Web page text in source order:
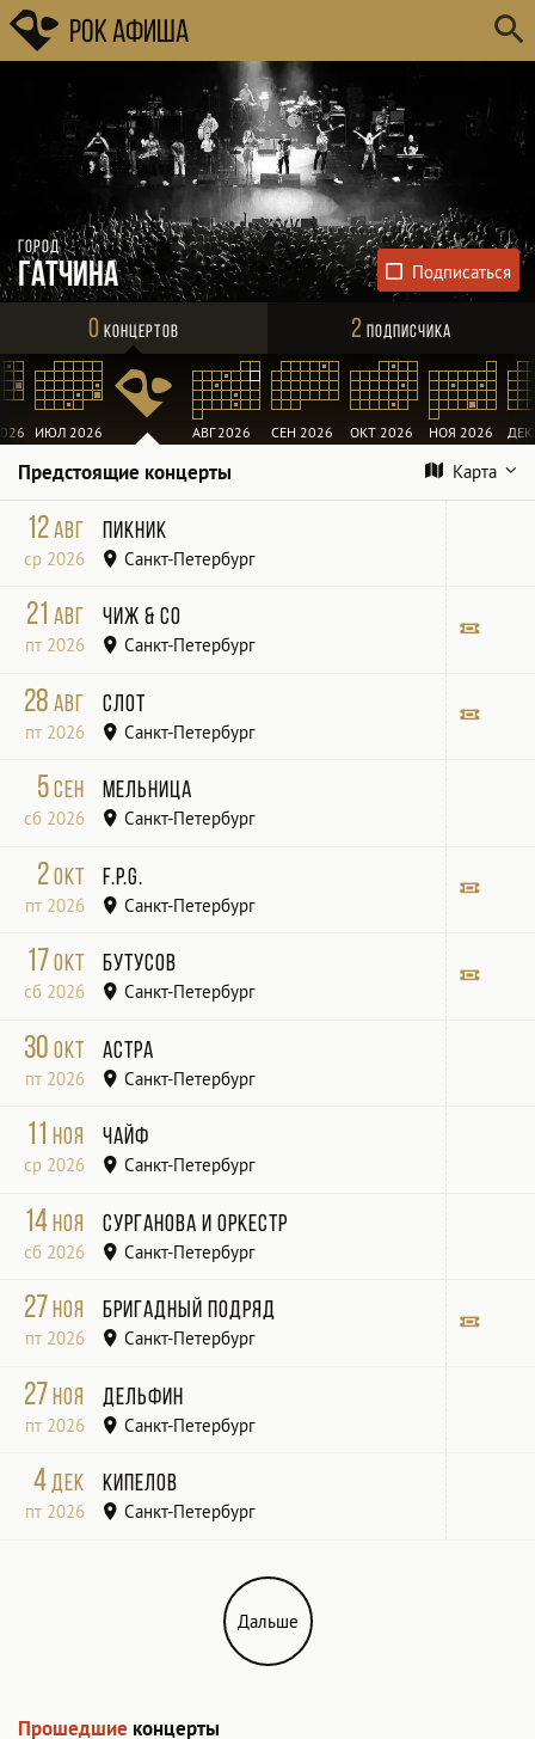
Рок Афиша
Город
Гатчина
0 Концертов 2 Подписчика
ИЮЛ 2026 АВГ 2026 СЕН 2026 ОКТ 2026 НОЯ 2026
Предстоящие концерты Карта
12авг
ср 2026
Пикник
Санкт-Петербург
Roof Place19:00
21авг
пт 2026
Чиж & Co
Санкт-Петербург
Флагшток
28авг
пт 2026
Слот
Санкт-Петербург
САНКТ-ПЕТЕРБУРГ | Roof Place
5сен
сб 2026
Мельница
Санкт-Петербург
клуб «Космонавт»
2окт
пт 2026
F.P.G.
Санкт-Петербург
«КОСМОНАВТ»
17окт
сб 2026
Бутусов
Санкт-Петербург
БКЗ «Октябрьский»
30окт
пт 2026
Астра
Санкт-Петербург
КЛУБ «РАССВЕТ»
11ноя
ср 2026
Чайф
Санкт-Петербург
14ноя
сб 2026
Сурганова и Оркестр
Санкт-Петербург
27ноя
пт 2026
Бригадный подряд
Санкт-Петербург
@JAGGER
27ноя
пт 2026
Дельфин
Санкт-Петербург
А24дек
пт 2026
Кипелов
Санкт-Петербург
Дальше
Прошедшие концерты